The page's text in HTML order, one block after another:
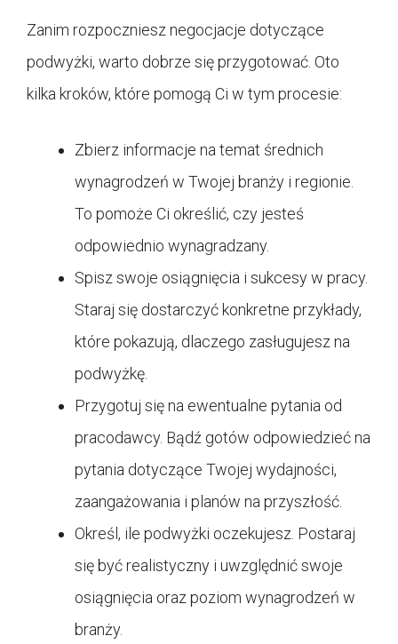
Zanim rozpoczniesz negocjacje dotyczące
podwyżki, warto dobrze się przygotować. Oto
kilka kroków, które pomogą Ci w tym procesie:
Zbierz informacje na temat średnich
wynagrodzeń w Twojej branży i regionie.
To pomoże Ci określić, czy jesteś
odpowiednio wynagradzany.
Spisz swoje osiągnięcia i sukcesy w pracy.
Staraj się dostarczyć konkretne przykłady,
które pokazują, dlaczego zasługujesz na
podwyżkę.
Przygotuj się na ewentualne pytania od
pracodawcy. Bądź gotów odpowiedzieć na
pytania dotyczące Twojej wydajności,
zaangażowania i planów na przyszłość.
Określ, ile podwyżki oczekujesz. Postaraj
się być realistyczny i uwzględnić swoje
osiągnięcia oraz poziom wynagrodzeń w
branży.